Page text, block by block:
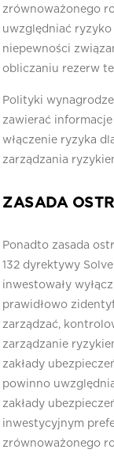
zrównoważonego
uwzględniać
niepewności
obliczaniu rezerw
Polityki
zawierać
włączenie ryzyka
zarządzania
ZASADA
Ponadto zasada
132 dyrektywy
inwestowały
prawidłowo
zarządzać,
zarządzanie
zakłady
powinno
zakłady
inwestycyjnym
zrównoważonego